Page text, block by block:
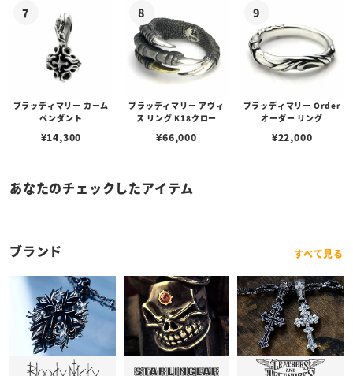
ブラッディマリー カーム
ペンダント
¥14,300
ブラッディマリー アヴィ
ス リング K18クロー
¥66,000
ブラッディマリー Order
オーダー リング
¥22,000
あなたのチェックしたアイテム
ブランド すべて見る